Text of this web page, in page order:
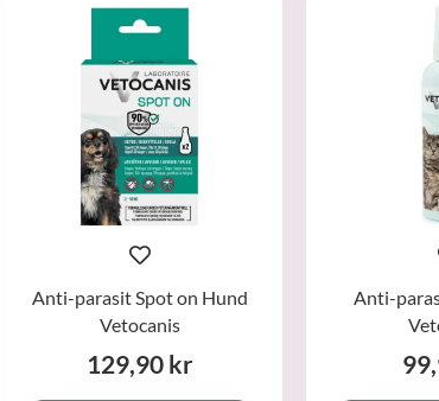
Anti-parasit Spot on Hund
Vetocanis
129,90 kr
Anti-